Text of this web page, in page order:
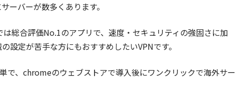
ーバーが数多くあります。
総合評価No.1のアプリで、速度・セキュリティの強固さに加
設定が苦手な方にもおすすめしたいVPNです。
で、chromeのウェブストアで導入後にワンクリックで海外サー